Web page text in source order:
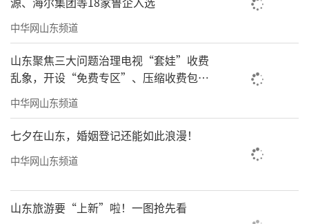
中华网山东频道
山东聚焦三大问题治理电视“套娃”收费
乱象，开设“免费专区”、压缩收费包比
例70%以上
中华网山东频道
七夕在山东，婚姻登记还能如此浪漫！
中华网山东频道
山东旅游要“上新”啦！一图抢先看